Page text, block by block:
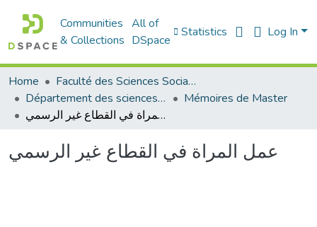
Communities
& Collections
All of
DSpace
Statistics Log In
Home
Faculté des Sciences Sociales
Département des sciences sociales
Mémoires de Master
عمل المراة في القطاع غير الرسمي
عمل المراة في القطاع غير الرسمي